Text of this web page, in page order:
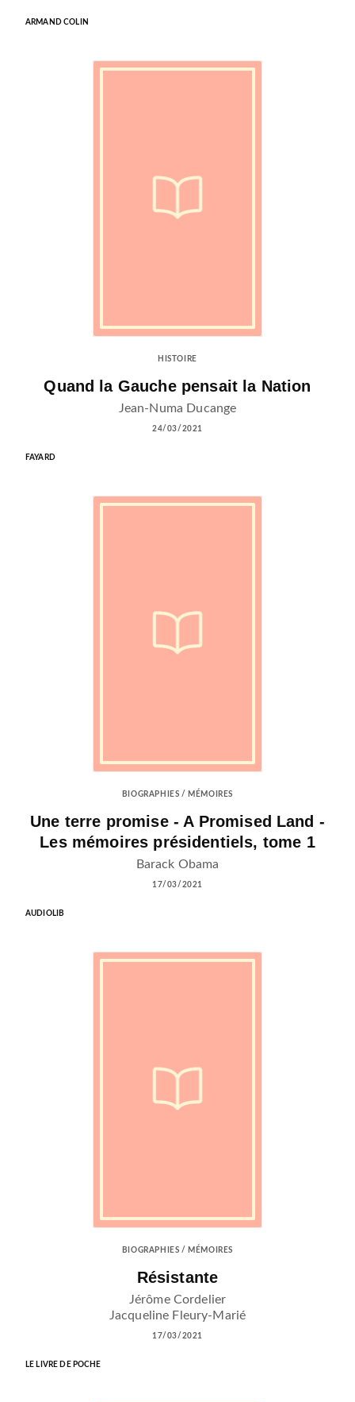
ARMAND COLIN
HISTOIRE
Quand la Gauche pensait la Nation
Jean-Numa Ducange
24/03/2021
FAYARD
BIOGRAPHIES / MÉMOIRES
Une terre promise - A Promised Land -
Les mémoires présidentiels, tome 1
Barack Obama
17/03/2021
AUDIOLIB
BIOGRAPHIES / MÉMOIRES
Résistante
Jérôme Cordelier
Jacqueline Fleury-Marié
17/03/2021
LE LIVRE DE POCHE